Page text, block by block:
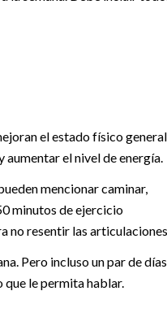
el estado físico
aumentar el nivel de energía.
mencionar caminar,
minutos de ejercicio
no resentir las
Pero incluso un par de días
que le permita hablar.